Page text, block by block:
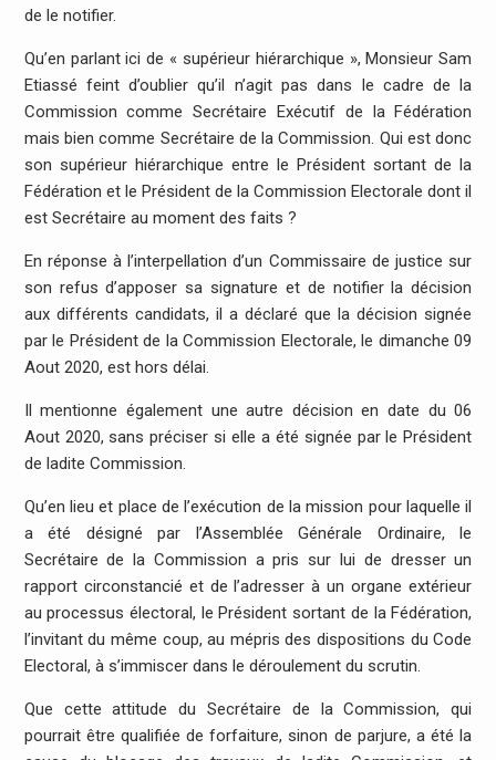
de le notifier.
Qu’en parlant ici de « supérieur hiérarchique », Monsieur Sam
Etiassé feint d’oublier qu’il n’agit pas dans le cadre de la
Commission comme Secrétaire Exécutif de la Fédération
mais bien comme Secrétaire de la Commission. Qui est donc
son supérieur hiérarchique entre le Président sortant de la
Fédération et le Président de la Commission Electorale dont il
est Secrétaire au moment des faits ?
En réponse à l’interpellation d’un Commissaire de justice sur
son refus d’apposer sa signature et de notifier la décision
aux différents candidats, il a déclaré que la décision signée
par le Président de la Commission Electorale, le dimanche 09
Aout 2020, est hors délai.
Il mentionne également une autre décision en date du 06
Aout 2020, sans préciser si elle a été signée par le Président
de ladite Commission.
Qu’en lieu et place de l’exécution de la mission pour laquelle il
a été désigné par l’Assemblée Générale Ordinaire, le
Secrétaire de la Commission a pris sur lui de dresser un
rapport circonstancié et de l’adresser à un organe extérieur
au processus électoral, le Président sortant de la Fédération,
l’invitant du même coup, au mépris des dispositions du Code
Electoral, à s’immiscer dans le déroulement du scrutin.
Que cette attitude du Secrétaire de la Commission, qui
pourrait être qualifiée de forfaiture, sinon de parjure, a été la